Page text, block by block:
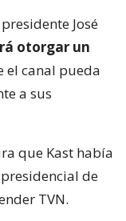
José
otorgar un
el canal pueda
a sus
que Kast había
de
TVN.